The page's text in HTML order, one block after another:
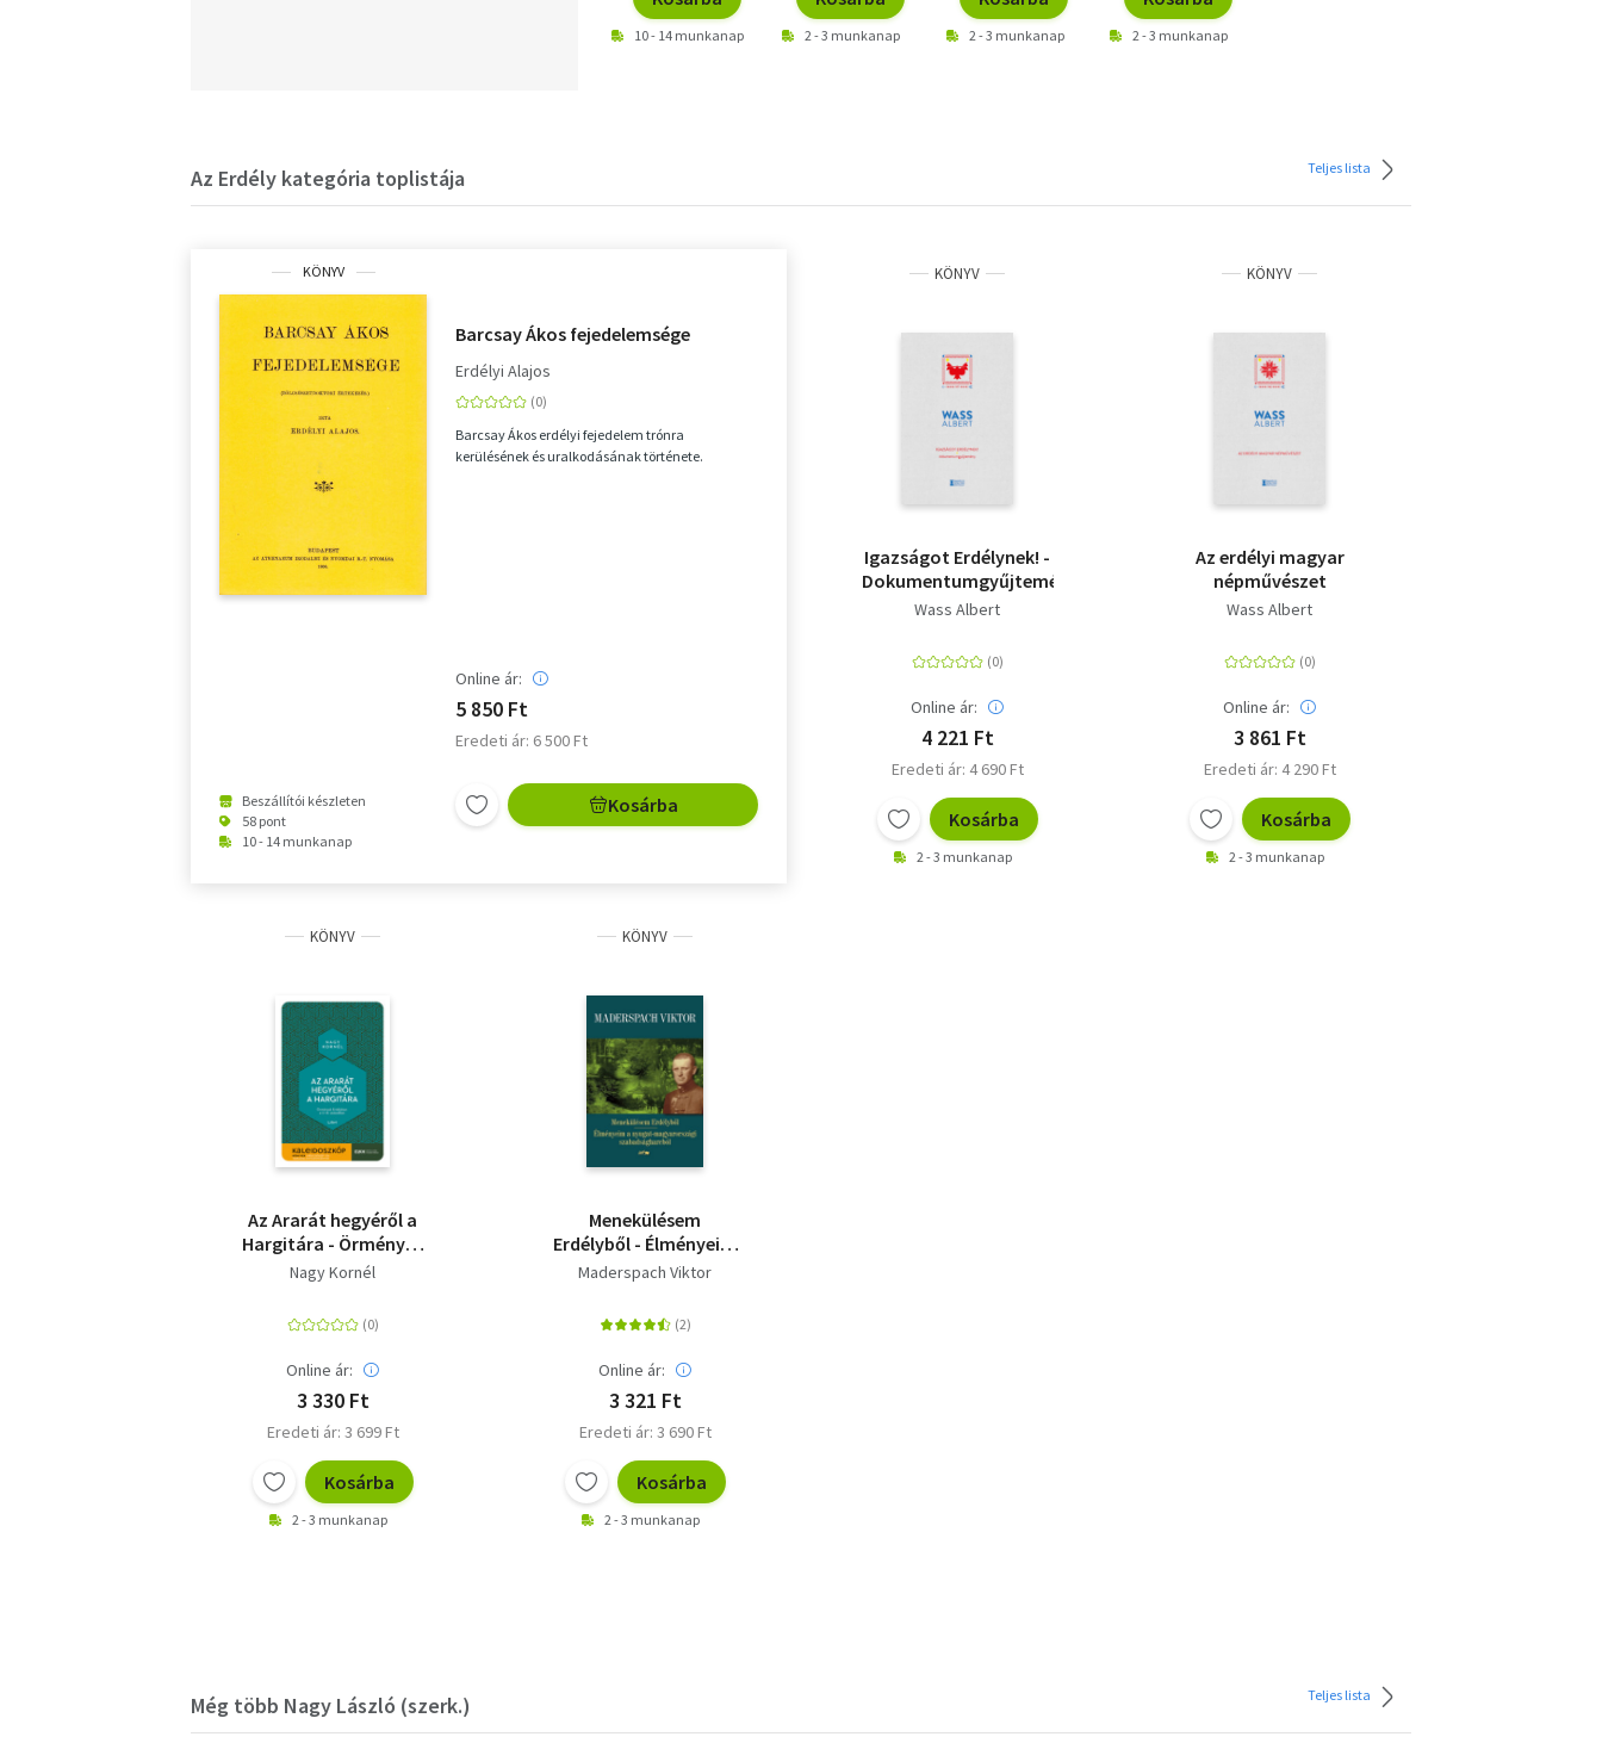
10 - 14 munkanap 2 - 3 munkanap 2 - 3 munkanap 2 - 3 munkanap
Az Erdély kategória toplistája Teljes lista
KÖNYV
Beszállítói készleten
58 pont
10 - 14 munkanap
Barcsay Ákos fejedelemsége
Erdélyi Alajos
Barcsay Ákos erdélyi fejedelem trónra
kerülésének és uralkodásának története.
Online ár:
5 850 Ft
Eredeti ár: 6 500 Ft
Kosárba
KÖNYV
Igazságot Erdélynek! -
Dokumentumgyűjtemény
Wass Albert
Online ár:
4 221 Ft
Eredeti ár: 4 690 Ft
Kosárba
2 - 3 munkanap
KÖNYV
Az erdélyi magyar
népművészet
Wass Albert
Online ár:
3 861 Ft
Eredeti ár: 4 290 Ft
Kosárba
2 - 3 munkanap
KÖNYV
Az Ararát hegyéről a
Hargitára - Örmények
Erdélyben a 17-18.
Nagy Kornél
Online ár:
3 330 Ft
Eredeti ár: 3 699 Ft
Kosárba
2 - 3 munkanap
KÖNYV
Menekülésem
Erdélyből - Élményeim
a nyugat-
szabadságharcból
Maderspach Viktor
Online ár:
3 321 Ft
Eredeti ár: 3 690 Ft
Kosárba
2 - 3 munkanap
Még több Nagy László (szerk.) Teljes lista